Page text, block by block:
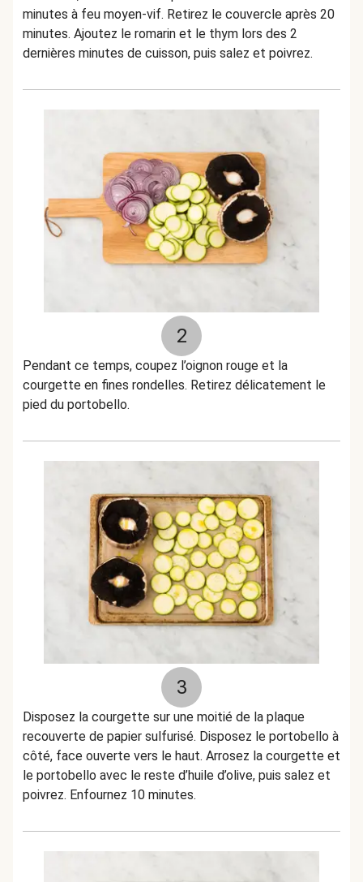
minutes à feu moyen-vif. Retirez le couvercle après 20
minutes. Ajoutez le romarin et le thym lors des 2
dernières minutes de cuisson, puis salez et poivrez.
2
Pendant ce temps, coupez l’oignon rouge et la
courgette en fines rondelles. Retirez délicatement le
pied du portobello.
3
Disposez la courgette sur une moitié de la plaque
recouverte de papier sulfurisé. Disposez le portobello à
côté, face ouverte vers le haut. Arrosez la courgette et
le portobello avec le reste d’huile d’olive, puis salez et
poivrez. Enfournez 10 minutes.